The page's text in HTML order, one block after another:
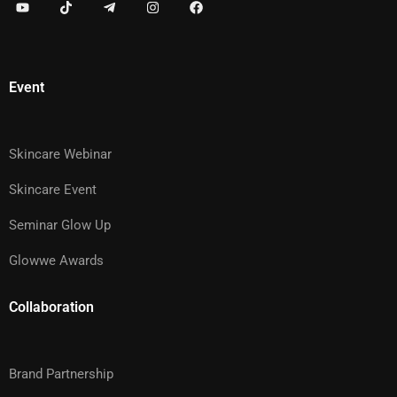
Event
Skincare Webinar
Skincare Event
Seminar Glow Up
Glowwe Awards
Collaboration
Brand Partnership